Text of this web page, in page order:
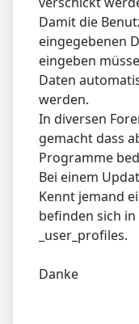
Damit die
eingegebenen
eingeben
Daten
werden.
In diversen
gemacht dass
Programme
Bei einem
Kennt jemand
befinden sich
_user_profiles.
Danke